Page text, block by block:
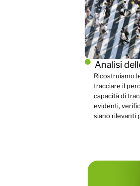
Analisi
Ricostruiamo
tracciare il
capacità di
evidenti,
siano rilevanti